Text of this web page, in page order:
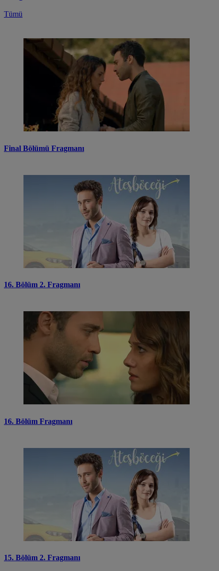
Tümü
Final Bölümü Fragmanı
16. Bölüm 2. Fragmanı
16. Bölüm Fragmanı
15. Bölüm 2. Fragmanı